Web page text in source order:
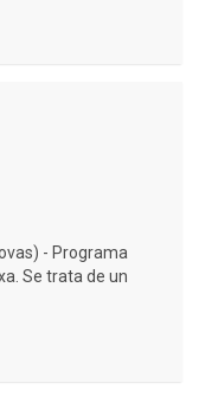
- Programa
Se trata de un